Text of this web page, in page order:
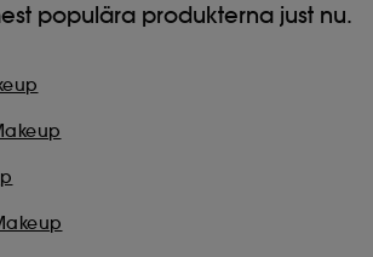
populära produkterna just nu.